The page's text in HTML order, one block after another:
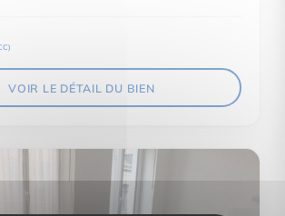
)
VOIR LE DÉTAIL DU BIEN